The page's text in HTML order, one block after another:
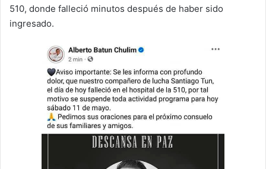
510, donde falleció minutos después de haber sido
ingresado.